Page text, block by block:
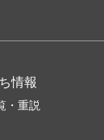
情報
・重説